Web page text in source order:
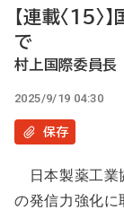
テ
ン
ツ
に
【連載〈15
で
村上国際委員長
2025/9/19 04:30
保存
日本製薬工業
の発信力強化に